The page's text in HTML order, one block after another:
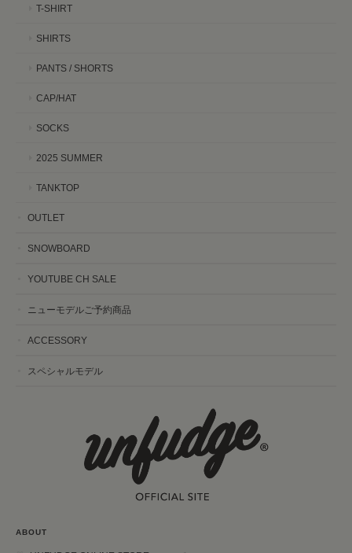
T-SHIRT
SHIRTS
PANTS / SHORTS
CAP/HAT
SOCKS
2025 SUMMER
TANKTOP
OUTLET
SNOWBOARD
YOUTUBE CH SALE
ニューモデルご予約商品
ACCESSORY
スペシャルモデル
ABOUT